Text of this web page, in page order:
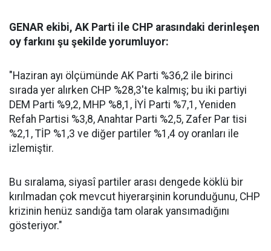
GENAR ekibi, AK Parti ile CHP arasındaki derinleşen
oy farkını şu şekilde yorumluyor:
"Haziran ayı ölçümünde AK Parti %36,2 ile birinci
sırada yer alırken CHP %28,3'te kalmış; bu iki partiyi
DEM Parti %9,2, MHP %8,1, İYİ Parti %7,1, Yeniden
Refah Partisi %3,8, Anahtar Parti %2,5, Zafer Par tisi
%2,1, TİP %1,3 ve diğer partiler %1,4 oy oranları ile
izlemiştir.
Bu sıralama, siyasî partiler arası dengede köklü bir
kırılmadan çok mevcut hiyerarşinin korunduğunu, CHP
krizinin henüz sandığa tam olarak yansımadığını
gösteriyor."